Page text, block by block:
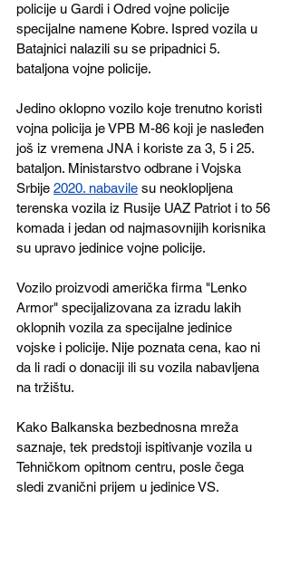
policije u Gardi i Odred vojne policije
specijalne namene Kobre. Ispred vozila u
Batajnici nalazili su se pripadnici 5.
bataljona vojne policije.
Jedino oklopno vozilo koje trenutno koristi
vojna policija je VPB M-86 koji je nasleđen
još iz vremena JNA i koriste za 3, 5 i 25.
bataljon. Ministarstvo odbrane i Vojska
Srbije 2020. nabavile su neoklopljena
terenska vozila iz Rusije UAZ Patriot i to 56
komada i jedan od najmasovnijih korisnika
su upravo jedinice vojne policije.
Vozilo proizvodi američka firma "Lenko
Armor" specijalizovana za izradu lakih
oklopnih vozila za specijalne jedinice
vojske i policije. Nije poznata cena, kao ni
da li radi o donaciji ili su vozila nabavljena
na tržištu.
Kako Balkanska bezbednosna mreža
saznaje, tek predstoji ispitivanje vozila u
Tehničkom opitnom centru, posle čega
sledi zvanični prijem u jedinice VS.